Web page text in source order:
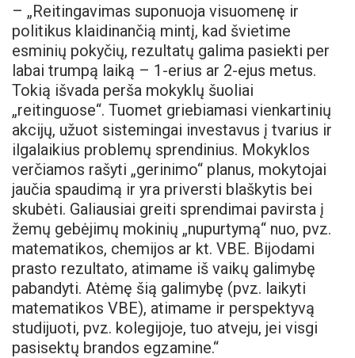
– „Reitingavimas suponuoja visuomenę ir
politikus klaidinančią mintį, kad švietime
esminių pokyčių, rezultatų galima pasiekti per
labai trumpą laiką – 1-erius ar 2-ejus metus.
Tokią išvada perša mokyklų šuoliai
„reitinguose“. Tuomet griebiamasi vienkartinių
akcijų, užuot sistemingai investavus į tvarius ir
ilgalaikius problemų sprendinius. Mokyklos
verčiamos rašyti „gerinimo“ planus, mokytojai
jaučia spaudimą ir yra priversti blaškytis bei
skubėti. Galiausiai greiti sprendimai pavirsta į
žemų gebėjimų mokinių „nupurtymą“ nuo, pvz.
matematikos, chemijos ar kt. VBE. Bijodami
prasto rezultato, atimame iš vaikų galimybę
pabandyti. Atėmę šią galimybę (pvz. laikyti
matematikos VBE), atimame ir perspektyvą
studijuoti, pvz. kolegijoje, tuo atveju, jei visgi
pasisektų brandos egzamine.“